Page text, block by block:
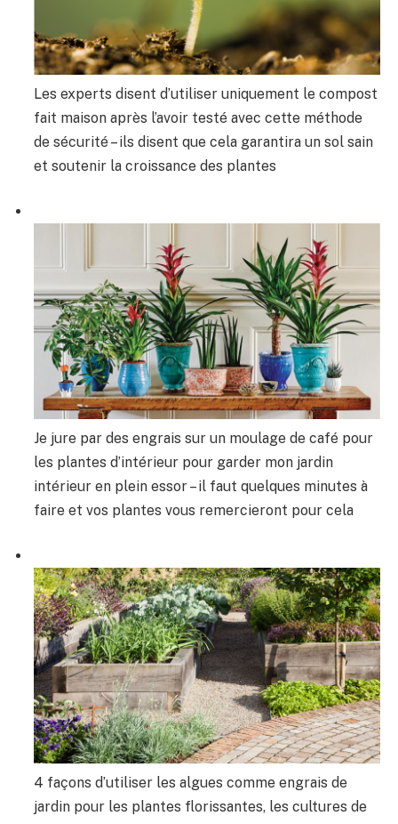
Les experts disent d’utiliser uniquement le compost
fait maison après l’avoir testé avec cette méthode
de sécurité – ils disent que cela garantira un sol sain
et soutenir la croissance des plantes
Je jure par des engrais sur un moulage de café pour
les plantes d’intérieur pour garder mon jardin
intérieur en plein essor – il faut quelques minutes à
faire et vos plantes vous remercieront pour cela
4 façons d’utiliser les algues comme engrais de
jardin pour les plantes florissantes, les cultures de